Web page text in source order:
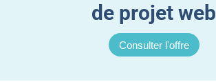
de projet web
Consulter l'offre